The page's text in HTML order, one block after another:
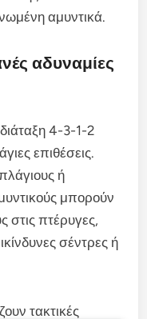
αμυντικά.
αδυναμίες
4-3-1-2
επιθέσεις.
ή
μπορούν
στις πτέρυγες,
σέντρες ή
τακτικές